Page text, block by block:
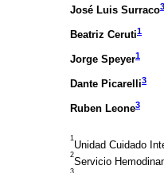
José Luis Surraco3
Beatriz Ceruti1
Jorge Speyer1
Dante Picarelli3
Ruben Leone3
1
Unidad Cuidado
2
Servicio